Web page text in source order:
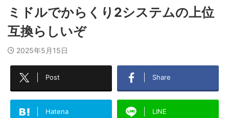
ミドルでからくり2システムの上位
互換らしいぞ
2025年5月15日
Post Share
Hatena LINE